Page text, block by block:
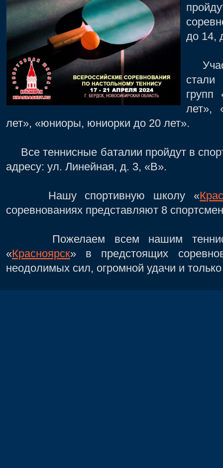
до 14,
лет»,
лет», «юниоры, юниорки до 20 лет».
Все теннисные баталии пройдут в
адресу: ул. Линейная, д. 3, «В».
Нашу спортивную школу «
соревнованиях представляют 8
Пожелаем всем нашим
«Красноярск» в предстоящих
неодолимых сил, огромной удачи и